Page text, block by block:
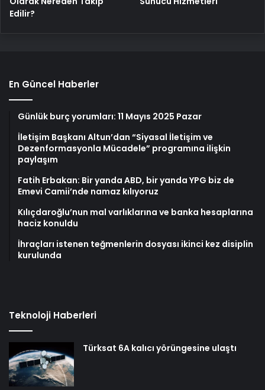
Edilir?
En Güncel Haberler
Günlük burç yorumları: 11 Mayıs 2025 Pazar
İletişim Başkanı Altun’dan “Siyasal İletişim ve
Dezenformasyonla Mücadele” programına ilişkin
paylaşım
Fatih Erbakan: Bir yanda ABD, bir yanda YPG biz de
Emevi Camii’nde namaz kılıyoruz
Kılıçdaroğlu’nun mal varlıklarına ve banka hesaplarına
haciz konuldu
İhraçları istenen teğmenlerin dosyası ikinci kez disiplin
kurulunda
Teknoloji Haberleri
Türksat 6A kalıcı yörüngesine ulaştı